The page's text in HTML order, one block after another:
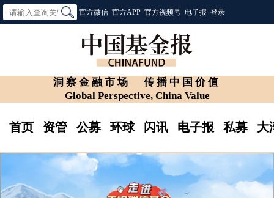
官方微信 官方APP 官方视频号 电子报 登录
洞察金融市场
传播中国价值
Global Perspective, China Value
首页 资管 公募 环球 闪讯 电子报 私募 大